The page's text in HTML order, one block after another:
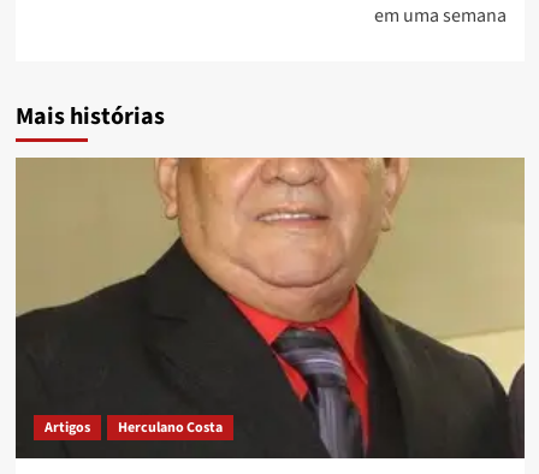
em uma semana
Mais histórias
Artigos Herculano Costa